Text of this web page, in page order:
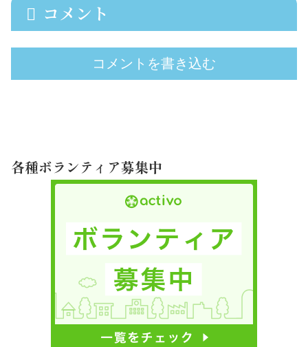
コメント
コメントを書き込む
各種ボランティア募集中